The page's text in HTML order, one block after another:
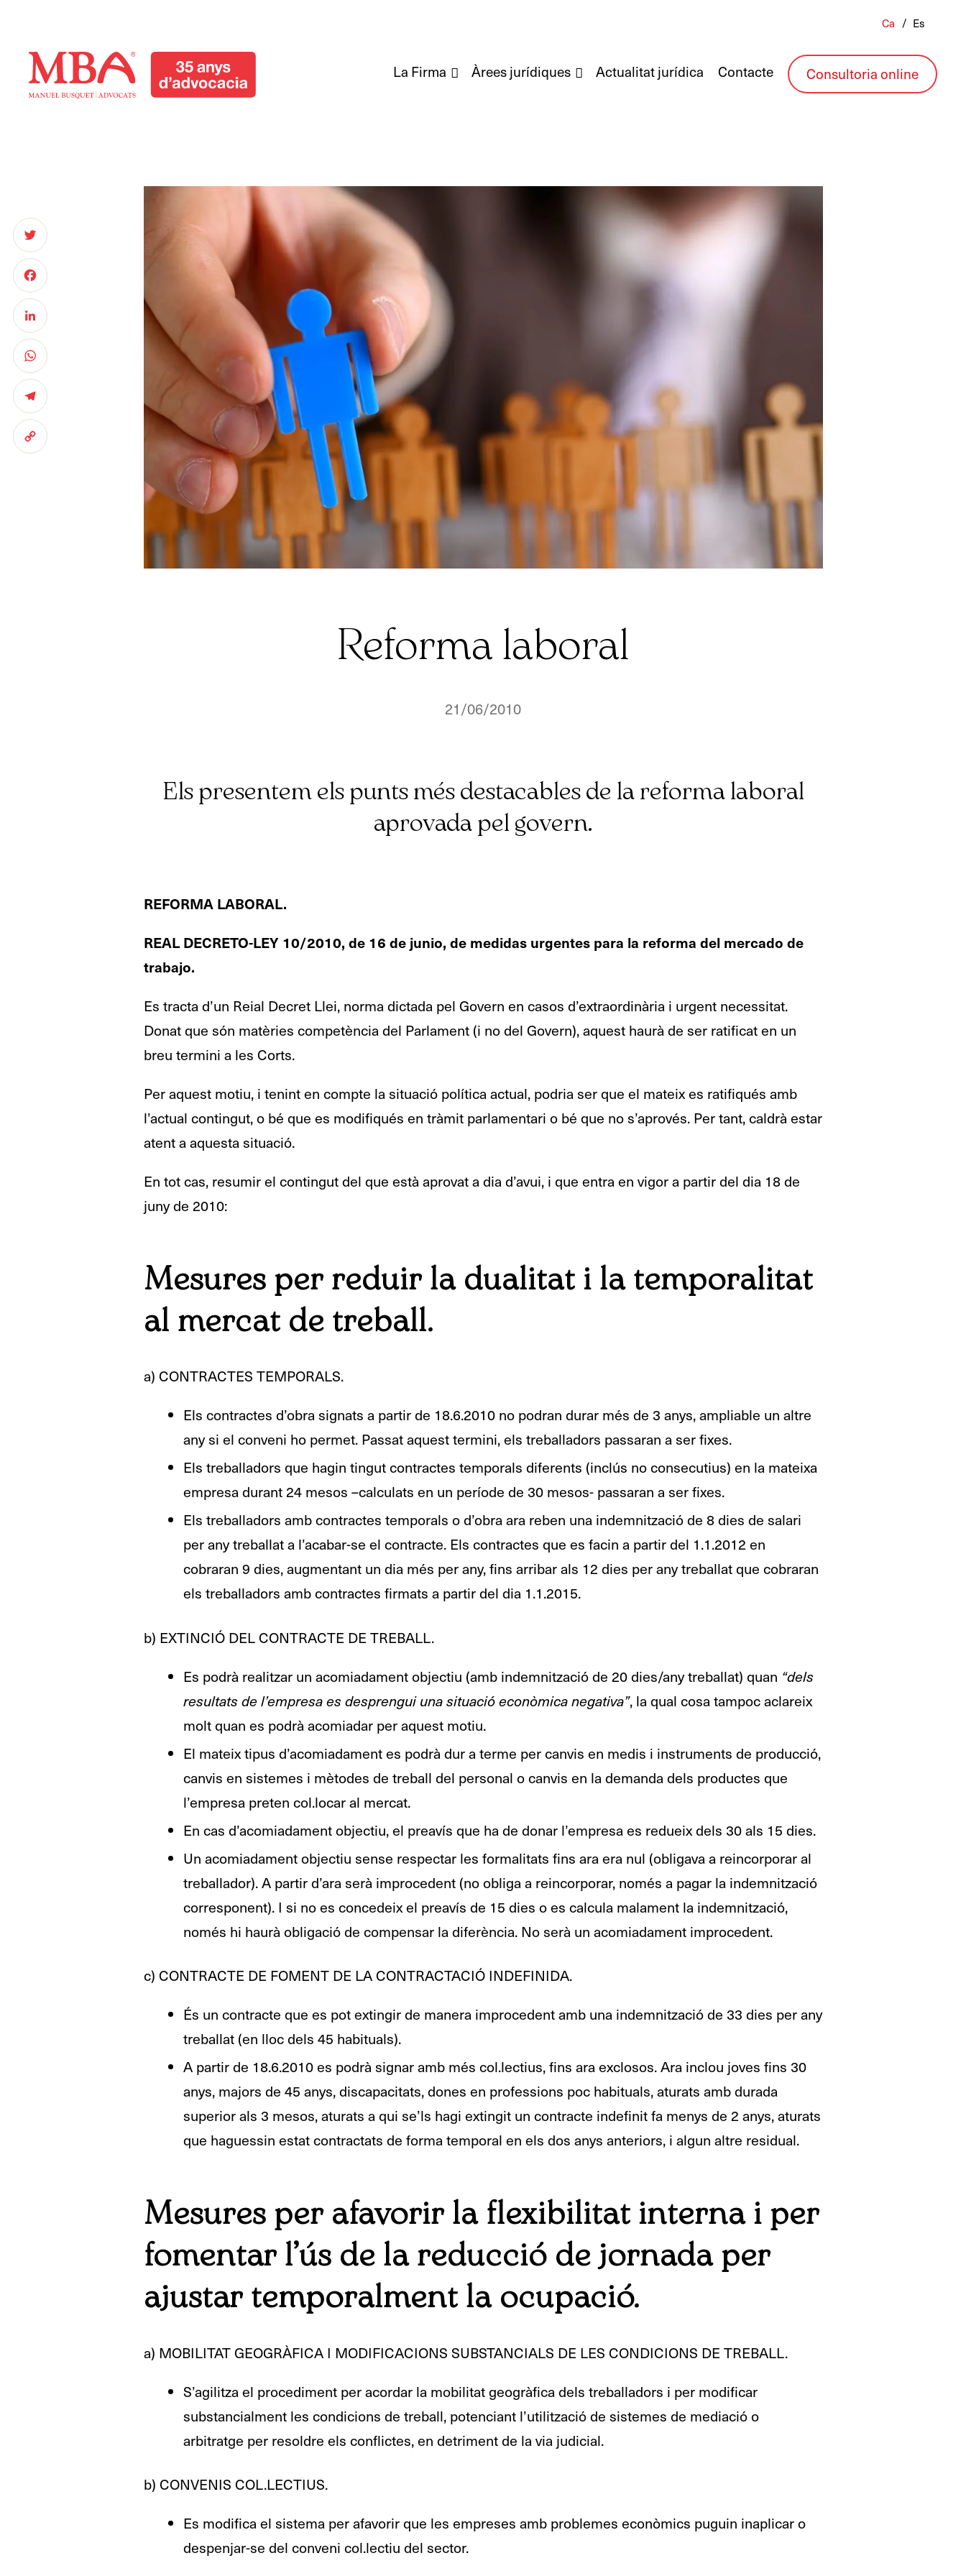
Ca Es
La Firma Àrees jurídiques Actualitat jurídica Contacte Consultoria online
Reforma laboral
21/06/2010
Els presentem els punts més destacables de la reforma laboral
aprovada pel govern.
REFORMA LABORAL.
REAL DECRETO-LEY 10/2010, de 16 de junio, de medidas urgentes para la reforma del mercado de
trabajo.
Es tracta d’un Reial Decret Llei, norma dictada pel Govern en casos d’extraordinària i urgent necessitat.
Donat que són matèries competència del Parlament (i no del Govern), aquest haurà de ser ratificat en un
breu termini a les Corts.
Per aquest motiu, i tenint en compte la situació política actual, podria ser que el mateix es ratifiqués amb
l’actual contingut, o bé que es modifiqués en tràmit parlamentari o bé que no s’aprovés. Per tant, caldrà estar
atent a aquesta situació.
En tot cas, resumir el contingut del que està aprovat a dia d’avui, i que entra en vigor a partir del dia 18 de
juny de 2010:
Mesures per reduir la dualitat i la temporalitat
al mercat de treball.
a) CONTRACTES TEMPORALS.
Els contractes d’obra signats a partir de 18.6.2010 no podran durar més de 3 anys, ampliable un altre
any si el conveni ho permet. Passat aquest termini, els treballadors passaran a ser fixes.
Els treballadors que hagin tingut contractes temporals diferents (inclús no consecutius) en la mateixa
empresa durant 24 mesos –calculats en un període de 30 mesos- passaran a ser fixes.
Els treballadors amb contractes temporals o d’obra ara reben una indemnització de 8 dies de salari
per any treballat a l’acabar-se el contracte. Els contractes que es facin a partir del 1.1.2012 en
cobraran 9 dies, augmentant un dia més per any, fins arribar als 12 dies per any treballat que cobraran
els treballadors amb contractes firmats a partir del dia 1.1.2015.
b) EXTINCIÓ DEL CONTRACTE DE TREBALL.
Es podrà realitzar un acomiadament objectiu (amb indemnització de 20 dies/any treballat) quan “dels
resultats de l’empresa es desprengui una situació econòmica negativa”, la qual cosa tampoc aclareix
molt quan es podrà acomiadar per aquest motiu.
El mateix tipus d’acomiadament es podrà dur a terme per canvis en medis i instruments de producció,
canvis en sistemes i mètodes de treball del personal o canvis en la demanda dels productes que
l’empresa preten col.locar al mercat.
En cas d’acomiadament objectiu, el preavís que ha de donar l’empresa es redueix dels 30 als 15 dies.
Un acomiadament objectiu sense respectar les formalitats fins ara era nul (obligava a reincorporar al
treballador). A partir d’ara serà improcedent (no obliga a reincorporar, només a pagar la indemnització
corresponent). I si no es concedeix el preavís de 15 dies o es calcula malament la indemnització,
només hi haurà obligació de compensar la diferència. No serà un acomiadament improcedent.
c) CONTRACTE DE FOMENT DE LA CONTRACTACIÓ INDEFINIDA.
És un contracte que es pot extingir de manera improcedent amb una indemnització de 33 dies per any
treballat (en lloc dels 45 habituals).
A partir de 18.6.2010 es podrà signar amb més col.lectius, fins ara exclosos. Ara inclou joves fins 30
anys, majors de 45 anys, discapacitats, dones en professions poc habituals, aturats amb durada
superior als 3 mesos, aturats a qui se’ls hagi extingit un contracte indefinit fa menys de 2 anys, aturats
que haguessin estat contractats de forma temporal en els dos anys anteriors, i algun altre residual.
Mesures per afavorir la flexibilitat interna i per
fomentar l’ús de la reducció de jornada per
ajustar temporalment la ocupació.
a) MOBILITAT GEOGRÀFICA I MODIFICACIONS SUBSTANCIALS DE LES CONDICIONS DE TREBALL.
S’agilitza el procediment per acordar la mobilitat geogràfica dels treballadors i per modificar
substancialment les condicions de treball, potenciant l’utilització de sistemes de mediació o
arbitratge per resoldre els conflictes, en detriment de la via judicial.
b) CONVENIS COL.LECTIUS.
Es modifica el sistema per afavorir que les empreses amb problemes econòmics puguin inaplicar o
despenjar-se del conveni col.lectiu del sector.
Twitter
Facebook
LinkedIn
WhatsApp
Telegram